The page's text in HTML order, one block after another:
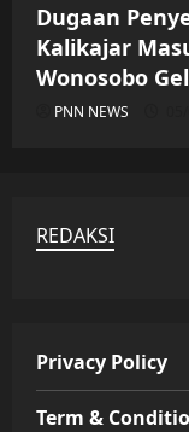
Dugaan
Kalikajar
Wonosobo
PNN NEWS
REDAKSI
Privacy Policy
Term &